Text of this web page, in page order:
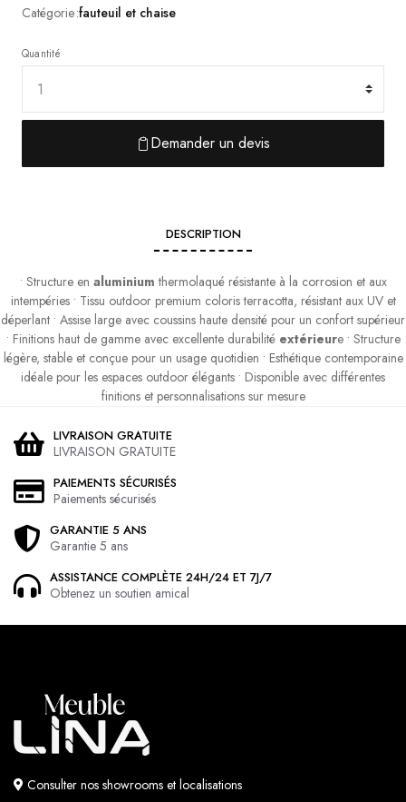
Catégorie :fauteuil et chaise
Quantité
Demander un devis
DESCRIPTION
• Structure en aluminium thermolaqué résistante à la corrosion et aux
intempéries • Tissu outdoor premium coloris terracotta, résistant aux UV et
déperlant • Assise large avec coussins haute densité pour un confort supérieur
• Finitions haut de gamme avec excellente durabilité extérieure • Structure
légère, stable et conçue pour un usage quotidien • Esthétique contemporaine
idéale pour les espaces outdoor élégants • Disponible avec différentes
finitions et personnalisations sur mesure
LIVRAISON GRATUITE
LIVRAISON GRATUITE
PAIEMENTS SÉCURISÉS
Paiements sécurisés
GARANTIE 5 ANS
Garantie 5 ans
ASSISTANCE COMPLÈTE 24H/24 ET 7J/7
Obtenez un soutien amical
Consulter nos showrooms et localisations